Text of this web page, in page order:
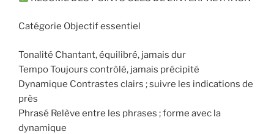
Catégorie Objectif essentiel
Tonalité Chantant, équilibré, jamais dur
Tempo Toujours contrôlé, jamais précipité
Dynamique Contrastes clairs ; suivre les indications de
près
Phrasé Relève entre les phrases ; forme avec la
dynamique